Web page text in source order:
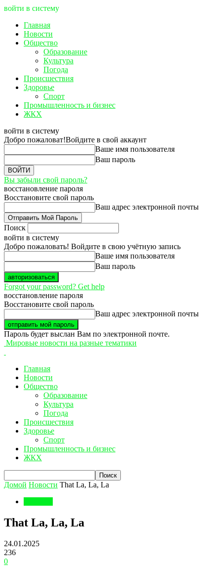
войти в систему
Главная
Новости
Общество
Образование
Культура
Погода
Происшествия
Здоровье
Спорт
Промышленность и бизнес
ЖКХ
войти в систему
Добро пожаловат!Войдите в свой аккаунт
Ваше имя пользователя
Ваш пароль
Вы забыли свой пароль?
восстановление пароля
Восстановите свой пароль
Ваш адрес электронной почты
Поиск
войти в систему
Добро пожаловать! Войдите в свою учётную запись
Ваше имя пользователя
Ваш пароль
Forgot your password? Get help
восстановление пароля
Восстановите свой пароль
Ваш адрес электронной почты
Пароль будет выслан Вам по электронной почте.
Мировые новости на разные тематики
Главная
Новости
Общество
Образование
Культура
Погода
Происшествия
Здоровье
Спорт
Промышленность и бизнес
ЖКХ
Домой Новости That La, La, La
That La, La, La
24.01.2025
236
0